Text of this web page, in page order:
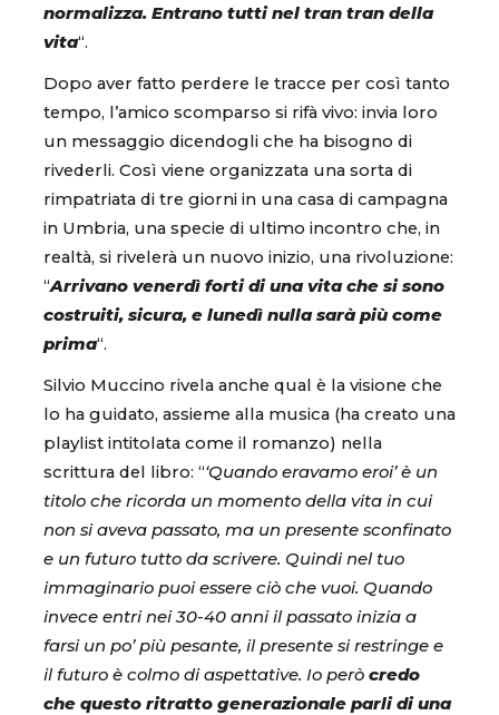
normalizza. Entrano tutti nel tran tran della
vita“.
Dopo aver fatto perdere le tracce per così tanto
tempo, l’amico scomparso si rifà vivo: invia loro
un messaggio dicendogli che ha bisogno di
rivederli. Così viene organizzata una sorta di
rimpatriata di tre giorni in una casa di campagna
in Umbria, una specie di ultimo incontro che, in
realtà, si rivelerà un nuovo inizio, una rivoluzione:
“Arrivano venerdì forti di una vita che si sono
costruiti, sicura, e lunedì nulla sarà più come
prima“.
Silvio Muccino rivela anche qual è la visione che
lo ha guidato, assieme alla musica (ha creato una
playlist intitolata come il romanzo) nella
scrittura del libro: “‘Quando eravamo eroi’ è un
titolo che ricorda un momento della vita in cui
non si aveva passato, ma un presente sconfinato
e un futuro tutto da scrivere. Quindi nel tuo
immaginario puoi essere ciò che vuoi. Quando
invece entri nei 30-40 anni il passato inizia a
farsi un po’ più pesante, il presente si restringe e
il futuro è colmo di aspettative. Io però credo
che questo ritratto generazionale parli di una